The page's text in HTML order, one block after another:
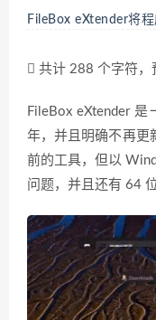
FileBox eXtender将
共计 288 个字符，
FileBox eXtender
年，并且明确不再更
前的工具，但以
问题，并且还有 64